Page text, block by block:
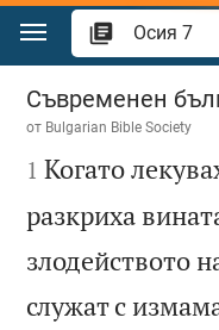
Преминете към
Осия 7
Съвременен
от Bulgarian Bible Society

1 Когато
разкриха
злодейството
служат с